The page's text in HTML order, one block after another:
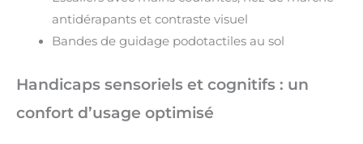
antidérapants et contraste visuel
Bandes de guidage podotactiles au sol
Handicaps sensoriels et cognitifs : un
confort d’usage optimisé